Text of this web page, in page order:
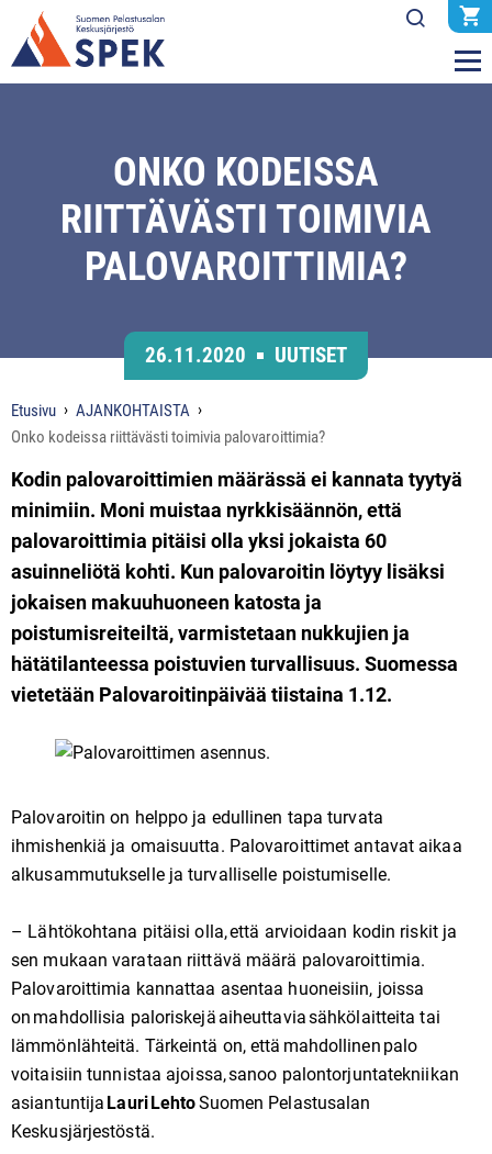
ONKO KODEISSA
RIITTÄVÄSTI TOIMIVIA
PALOVAROITTIMIA?
26.11.2020 UUTISET
Etusivu
AJANKOHTAISTA
Onko kodeissa riittävästi toimivia palovaroittimia?
Kodin palovaroittimien määrässä ei kannata tyytyä
minimiin. Moni muistaa nyrkkisäännön, että
palovaroittimia pitäisi olla yksi jokaista 60
asuinneliötä kohti. Kun palovaroitin löytyy lisäksi
jokaisen makuuhuoneen katosta ja
poistumisreiteiltä, varmistetaan nukkujien ja
hätätilanteessa poistuvien turvallisuus. Suomessa
vietetään Palovaroitinpäivää tiistaina 1.12.
Palovaroitin on helppo ja edullinen tapa turvata
ihmishenkiä ja omaisuutta. Palovaroittimet antavat aikaa
alkusammutukselle ja turvalliselle poistumiselle.
– Lähtökohtana pitäisi olla, että arvioidaan kodin riskit ja
sen mukaan varataan riittävä määrä palovaroittimia.
Palovaroittimia kannattaa asentaa huoneisiin, joissa
on mahdollisia paloriskejä aiheuttavia sähkölaitteita tai
lämmönlähteitä. Tärkeintä on, että mahdollinen palo
voitaisiin tunnistaa ajoissa, sanoo palontorjuntatekniikan
asiantuntija Lauri LehtoSuomen Pelastusalan
Keskusjärjestöstä.